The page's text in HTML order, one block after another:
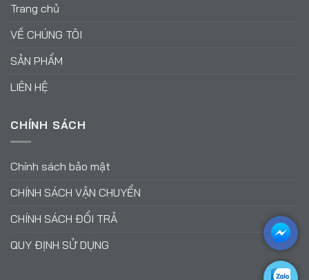
Trang chủ
VỀ CHÚNG TÔI
SẢN PHẨM
LIÊN HỆ
CHÍNH SÁCH
Chính sách bảo mật
CHÍNH SÁCH VẬN CHUYỂN
CHÍNH SÁCH ĐỔI TRẢ
QUY ĐỊNH SỬ DỤNG